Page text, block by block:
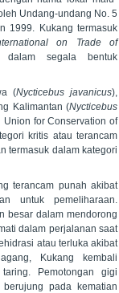
Undang-undang No. 5
1999. Kukang termasuk
on Trade of
segala bentuk
(Nycticebus javanicus),
Kalimantan (Nycticebus
for Conservation of
kritis atau terancam
termasuk dalam kategori
terancam punah akibat
untuk pemeliharaan.
besar dalam mendorong
dalam perjalanan saat
atau terluka akibat
Kukang kembali
Pemotongan gigi
pada kematian